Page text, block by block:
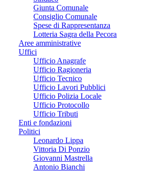
Giunta Comunale
Consiglio Comunale
Spese di Rappresentanza
Lotteria Sagra della Pecora
Aree amministrative
Uffici
Ufficio Anagrafe
Ufficio Ragioneria
Ufficio Tecnico
Ufficio Lavori Pubblici
Ufficio Polizia Locale
Ufficio Protocollo
Ufficio Tributi
Enti e fondazioni
Politici
Leonardo Lippa
Vittoria Di Ponzio
Giovanni Mastrella
Antonio Bianchi